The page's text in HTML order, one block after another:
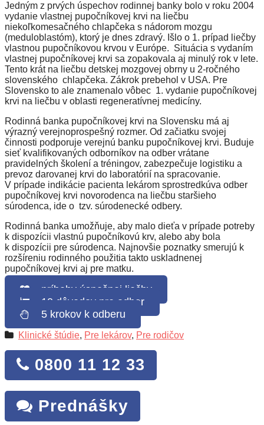
Jedným z prvých úspechov rodinnej banky bolo v roku 2004
vydanie vlastnej pupočníkovej krvi na liečbu
niekoľkomesačného chlapčeka s nádorom mozgu
(meduloblastóm), ktorý je dnes zdravý. Išlo o 1. prípad liečby
vlastnou pupočníkovou krvou v Európe. Situácia s vydaním
vlastnej pupočníkovej krvi sa zopakovala aj minulý rok v lete.
Tento krát na liečbu detskej mozgovej obrny u 2-ročného
slovenského chlapčeka. Zákrok prebehol v USA. Pre
Slovensko to ale znamenalo vôbec 1. vydanie pupočníkovej
krvi na liečbu v oblasti regeneratívnej medicíny.
Rodinná banka pupočníkovej krvi na Slovensku má aj
výrazný verejnoprospešný rozmer. Od začiatku svojej
činnosti podporuje verejnú banku pupočníkovej krvi. Buduje
sieť kvalifikovaných odborníkov na odber vrátane
pravidelných školení a tréningov, zabezpečuje logistiku a
prevoz darovanej krvi do laboratórií na spracovanie.
V prípade indikácie pacienta lekárom sprostredkúva odber
pupočníkovej krvi novorodenca na liečbu staršieho
súrodenca, ide o tzv. súrodenecké odbery.
Rodinná banka umožňuje, aby malo dieťa v prípade potreby
k dispozícii vlastnú pupočníkovú krv, alebo aby bola
k dispozícii pre súrodenca. Najnovšie poznatky smerujú k
rozšíreniu rodinného použitia takto uskladnenej
pupočníkovej krvi aj pre matku.
príbehy úspešnej liečby
10 dôvodov pre odber
5 krokov k odberu
Klinické štúdie, Pre lekárov, Pre rodičov
0800 11 12 33
Prednášky